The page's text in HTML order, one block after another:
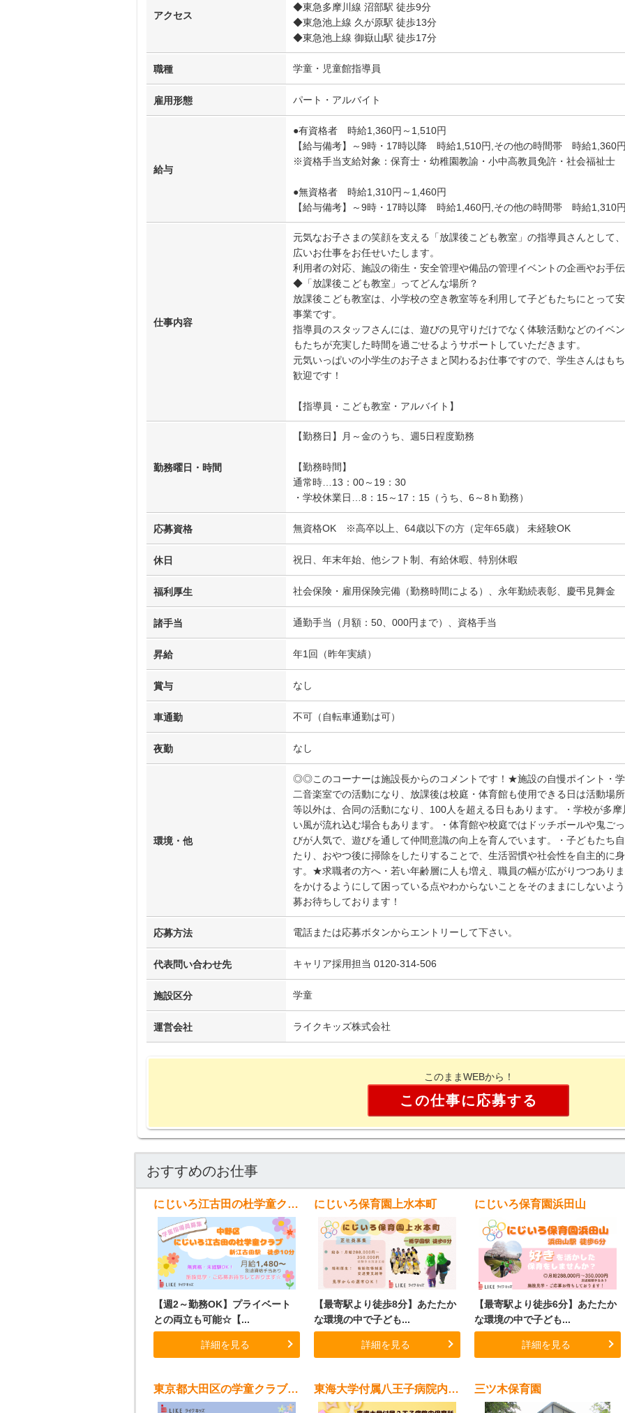
アクセス
◆東急多摩川線 沼部駅 徒歩9分
◆東急池上線 久が原駅 徒歩13分
◆東急池上線 御嶽山駅 徒歩17分
職種 学童・児童館指導員
雇用形態 パート・アルバイト
給与
●有資格者 時給1,360円～1,510円
【給与備考】～9時・17時以降 時給1,510円,その他の時間帯 時給1,360
※資格手当支給対象：保育士・幼稚園教諭・小中高教員免許・社会福祉士
●無資格者 時給1,310円～1,460円
【給与備考】～9時・17時以降 時給1,460円,その他の時間帯 時給1,310
仕事内容
元気なお子さまの笑顔を支える「放課後こども教室」の指導員さんとして
広いお仕事をお任せいたします。
利用者の対応、施設の衛生・安全管理や備品の管理イベントの企画やお手
◆「放課後こども教室」ってどんな場所？
放課後こども教室は、小学校の空き教室等を利用して子どもたちにとって
事業です。
指導員のスタッフさんには、遊びの見守りだけでなく体験活動などのイベ
もたちが充実した時間を過ごせるようサポートしていただきます。
元気いっぱいの小学生のお子さまと関わるお仕事ですので、学生さんはも
歓迎です！
【指導員・こども教室・アルバイト】
勤務曜日・時間
【勤務日】月～金のうち、週5日程度勤務
【勤務時間】
通常時…13：00～19：30
・学校休業日…8：15～17：15（うち、6～8ｈ勤務）
応募資格 無資格OK ※高卒以上、64歳以下の方（定年65歳） 未経験OK
休日 祝日、年末年始、他シフト制、有給休暇、特別休暇
福利厚生 社会保険・雇用保険完備（勤務時間による）、永年勤続表彰、慶弔見舞金
諸手当 通勤手当（月額：50、000円まで）、資格手当
昇給 年1回（昨年実績）
賞与 なし
車通勤 不可（自転車通勤は可）
夜勤 なし
環境・他
◎◎このコーナーは施設長からのコメントです！★施設の自慢ポイント・
二音楽室での活動になり、放課後は校庭・体育館も使用できる日は活動場
等以外は、合同の活動になり、100人を超える日もあります。・学校が多
い風が流れ込む場合もあります。・体育館や校庭ではドッチボールや鬼ご
びが人気で、遊びを通して仲間意識の向上を育んでいます。・子どもたち
たり、おやつ後に掃除をしたりすることで、生活習慣や社会性を自主的に
す。★求職者の方へ・若い年齢層に人も増え、職員の幅が広がりつつあり
をかけるようにして困っている点やわからないことをそのままにしないよ
募お待ちしております！
応募方法 電話または応募ボタンからエントリーして下さい。
代表問い合わせ先 キャリア採用担当 0120-314-506
施設区分 学童
運営会社 ライクキッズ株式会社
このままWEBから！
この仕事に応募する
おすすめのお仕事
にじいろ江古田の杜学童クラブ
【週2～勤務OK】プライベート
との両立も可能☆【...
詳細を見る
にじいろ保育園上水本町
【最寄駅より徒歩8分】あたたか
な環境の中で子ども...
詳細を見る
にじいろ保育園浜田山
【最寄駅より徒歩6分】あたたか
な環境の中で子ども...
詳細を見る
東京都大田区の学童クラブ（東急東横線） 東海大学付属八王子病院内保育所 三ツ木保育園